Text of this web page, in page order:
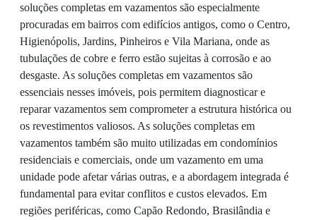
soluções completas em vazamentos são especialmente
procuradas em bairros com edifícios antigos, como o Centro,
Higienópolis, Jardins, Pinheiros e Vila Mariana, onde as
tubulações de cobre e ferro estão sujeitas à corrosão e ao
desgaste. As soluções completas em vazamentos são
essenciais nesses imóveis, pois permitem diagnosticar e
reparar vazamentos sem comprometer a estrutura histórica ou
os revestimentos valiosos. As soluções completas em
vazamentos também são muito utilizadas em condomínios
residenciais e comerciais, onde um vazamento em uma
unidade pode afetar várias outras, e a abordagem integrada é
fundamental para evitar conflitos e custos elevados. Em
regiões periféricas, como Capão Redondo, Brasilândia e